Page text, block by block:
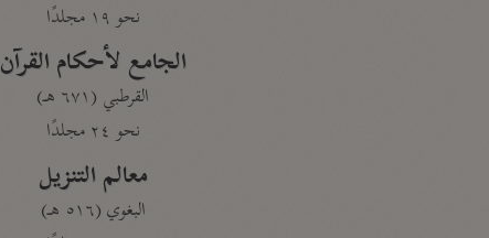
نحو ١٩ مجلدًا
الجامع لأحكام القرآن
القرطبي (٦٧١ هـ)
نحو ٢٤ مجلدًا
معالم التنزيل
البغوي (٥١٦ هـ)